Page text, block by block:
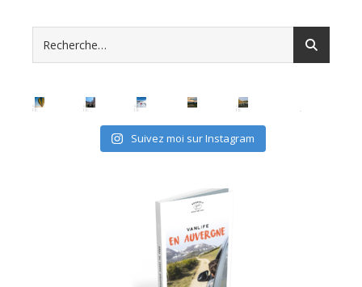
Suivez moi sur Instagram